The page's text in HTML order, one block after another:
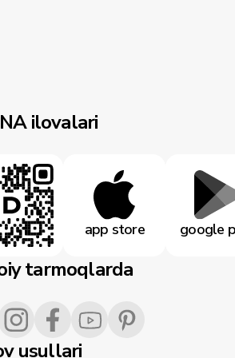
ilovalari
app store google
tarmoqlarda
usullari